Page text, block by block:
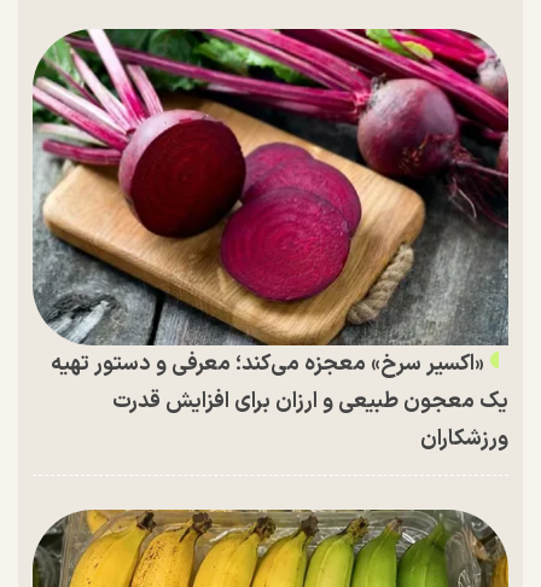
«اکسیر سرخ» معجزه می‌کند؛ معرفی و دستور تهیه
یک معجون طبیعی و ارزان برای افزایش قدرت
ورزشکاران